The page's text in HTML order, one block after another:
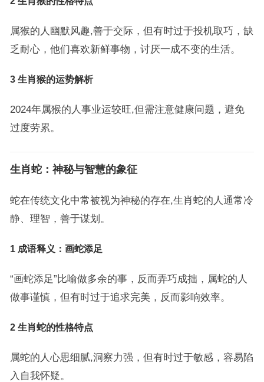
属猴的人幽默风趣,善于交际，但有时过于投机取巧，缺
乏耐心，他们喜欢新鲜事物，讨厌一成不变的生活。
3 生肖猴的运势解析
2024年属猴的人事业运较旺,但需注意健康问题，避免
过度劳累。
生肖蛇：神秘与智慧的象征
蛇在传统文化中常被视为神秘的存在,生肖蛇的人通常冷
静、理智，善于谋划。
1 成语释义：画蛇添足
“画蛇添足”比喻做多余的事，反而弄巧成拙，属蛇的人
做事谨慎，但有时过于追求完美，反而影响效率。
2 生肖蛇的性格特点
属蛇的人心思细腻,洞察力强，但有时过于敏感，容易陷
入自我怀疑。